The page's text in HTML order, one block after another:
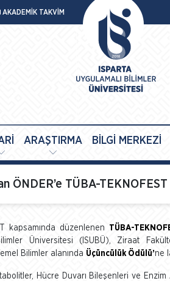
AKADEMİK TAKVİM
ARAŞTIRMA BİLGİ MERKEZİ
ÖNDER’e TÜBA-
kapsamında düzenlenen TÜBA-
Üniversitesi (ISUBÜ), Ziraat
Bilimler alanında Üçüncülük Ödülü’ne
Hücre Duvarı Bileşenleri ve Enzim